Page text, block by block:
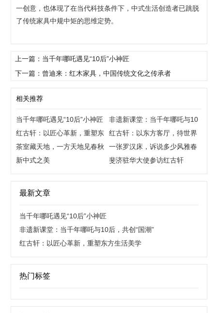
一创意，也体现了在当代科技条件下，中式生活创造者已跳脱
了传统家具中规中矩的思维定势。
上一篇：当千年哪吒遇见“10后”小神匠
下一篇：曾迪来：红木家具，中国传统文化之传承者
相关推荐
当千年哪吒遇见“10后”小神匠
非遗新课堂：当千年哪吒与10
后，共创“国潮”
红古轩：以匠心革新，重塑东
方生活美学
红古轩：以东方客厅，待世界
来宾
茶室藏天地，一方天地见春秋
一张罗汉床，诉说多少风雅春
秋
新中式之美 斐济驻华大使参访红古轩
最新文章
当千年哪吒遇见“10后”小神匠
非遗新课堂：当千年哪吒与10后，共创“国潮”
红古轩：以匠心革新，重塑东方生活美学
热门标签